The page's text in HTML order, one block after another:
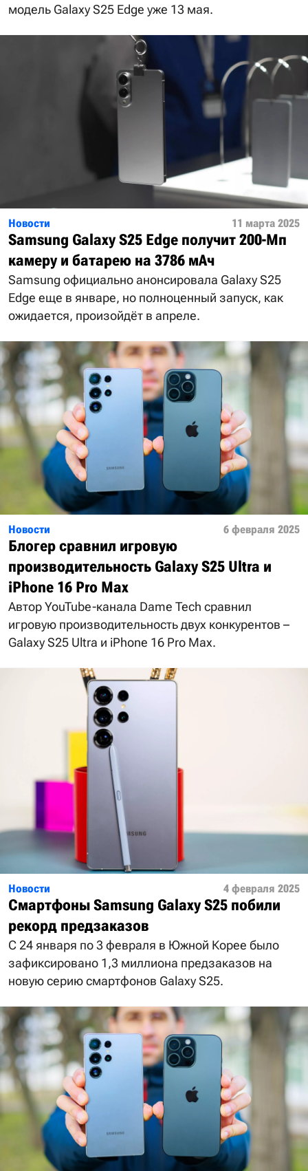
модель Galaxy S25 Edge уже 13 мая.
Новости 11 марта 2025
Samsung Galaxy S25 Edge получит 200-Мп
камеру и батарею на 3786 мАч
Samsung официально анонсировала Galaxy S25
Edge еще в январе, но полноценный запуск, как
ожидается, произойдёт в апреле.
Новости 6 февраля 2025
Блогер сравнил игровую
производительность Galaxy S25 Ultra и
iPhone 16 Pro Max
Автор YouTube-канала Dame Tech сравнил
игровую производительность двух конкурентов –
Galaxy S25 Ultra и iPhone 16 Pro Max.
Новости 4 февраля 2025
Смартфоны Samsung Galaxy S25 побили
рекорд предзаказов
С 24 января по 3 февраля в Южной Корее было
зафиксировано 1,3 миллиона предзаказов на
новую серию смартфонов Galaxy S25.